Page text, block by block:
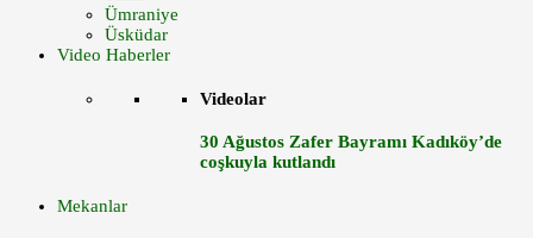
Ümraniye
Üsküdar
Video Haberler
Videolar
30 Ağustos Zafer Bayramı Kadıköy’de
coşkuyla kutlandı
Mekanlar